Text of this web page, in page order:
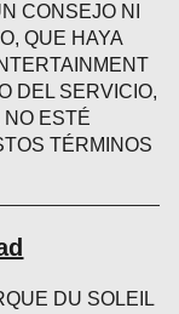
CONSEJO NI
QUE HAYA
DEL SERVICIO,
ESTÉ
TÉRMINOS
DU SOLEIL